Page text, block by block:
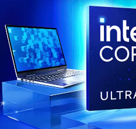
ไ
ฟ
คื
อ